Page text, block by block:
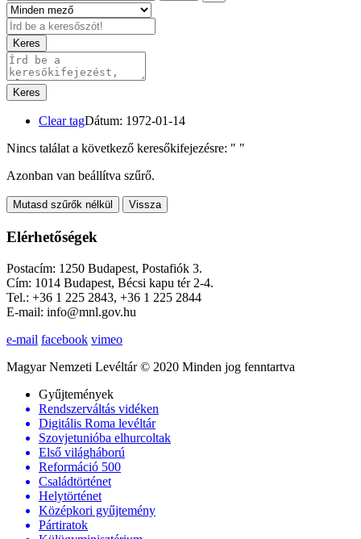
Keres
Keres
Clear tagDátum: 1972-01-14
Nincs találat a következő keresőkifejezésre: " "
Azonban van beállítva szűrő.
Mutasd szűrők nélkül Vissza
Elérhetőségek
Postacím: 1250 Budapest, Postafiók 3.
Cím: 1014 Budapest, Bécsi kapu tér 2-4.
Tel.: +36 1 225 2843, +36 1 225 2844
E-mail: info@mnl.gov.hu
e-mail facebook vimeo
Magyar Nemzeti Levéltár © 2020 Minden jog fenntartva
Gyűjtemények
Rendszerváltás vidéken
Digitális Roma levéltár
Szovjetunióba elhurcoltak
Első világháború
Reformáció 500
Családtörténet
Helytörténet
Középkori gyűjtemény
Pártiratok